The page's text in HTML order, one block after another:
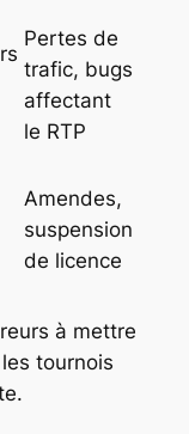
Pertes de
trafic, bugs
affectant
le RTP
Amendes,
suspension
de licence
à mettre
tournois